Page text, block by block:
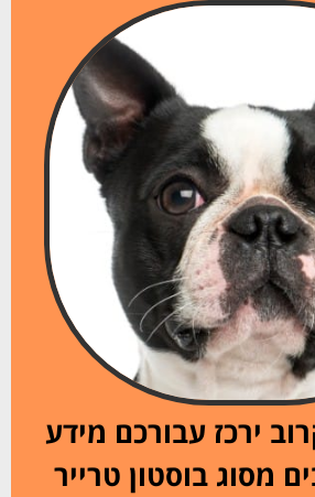
ירכז עבורכם מידע
מסוג בוסטון טרייר